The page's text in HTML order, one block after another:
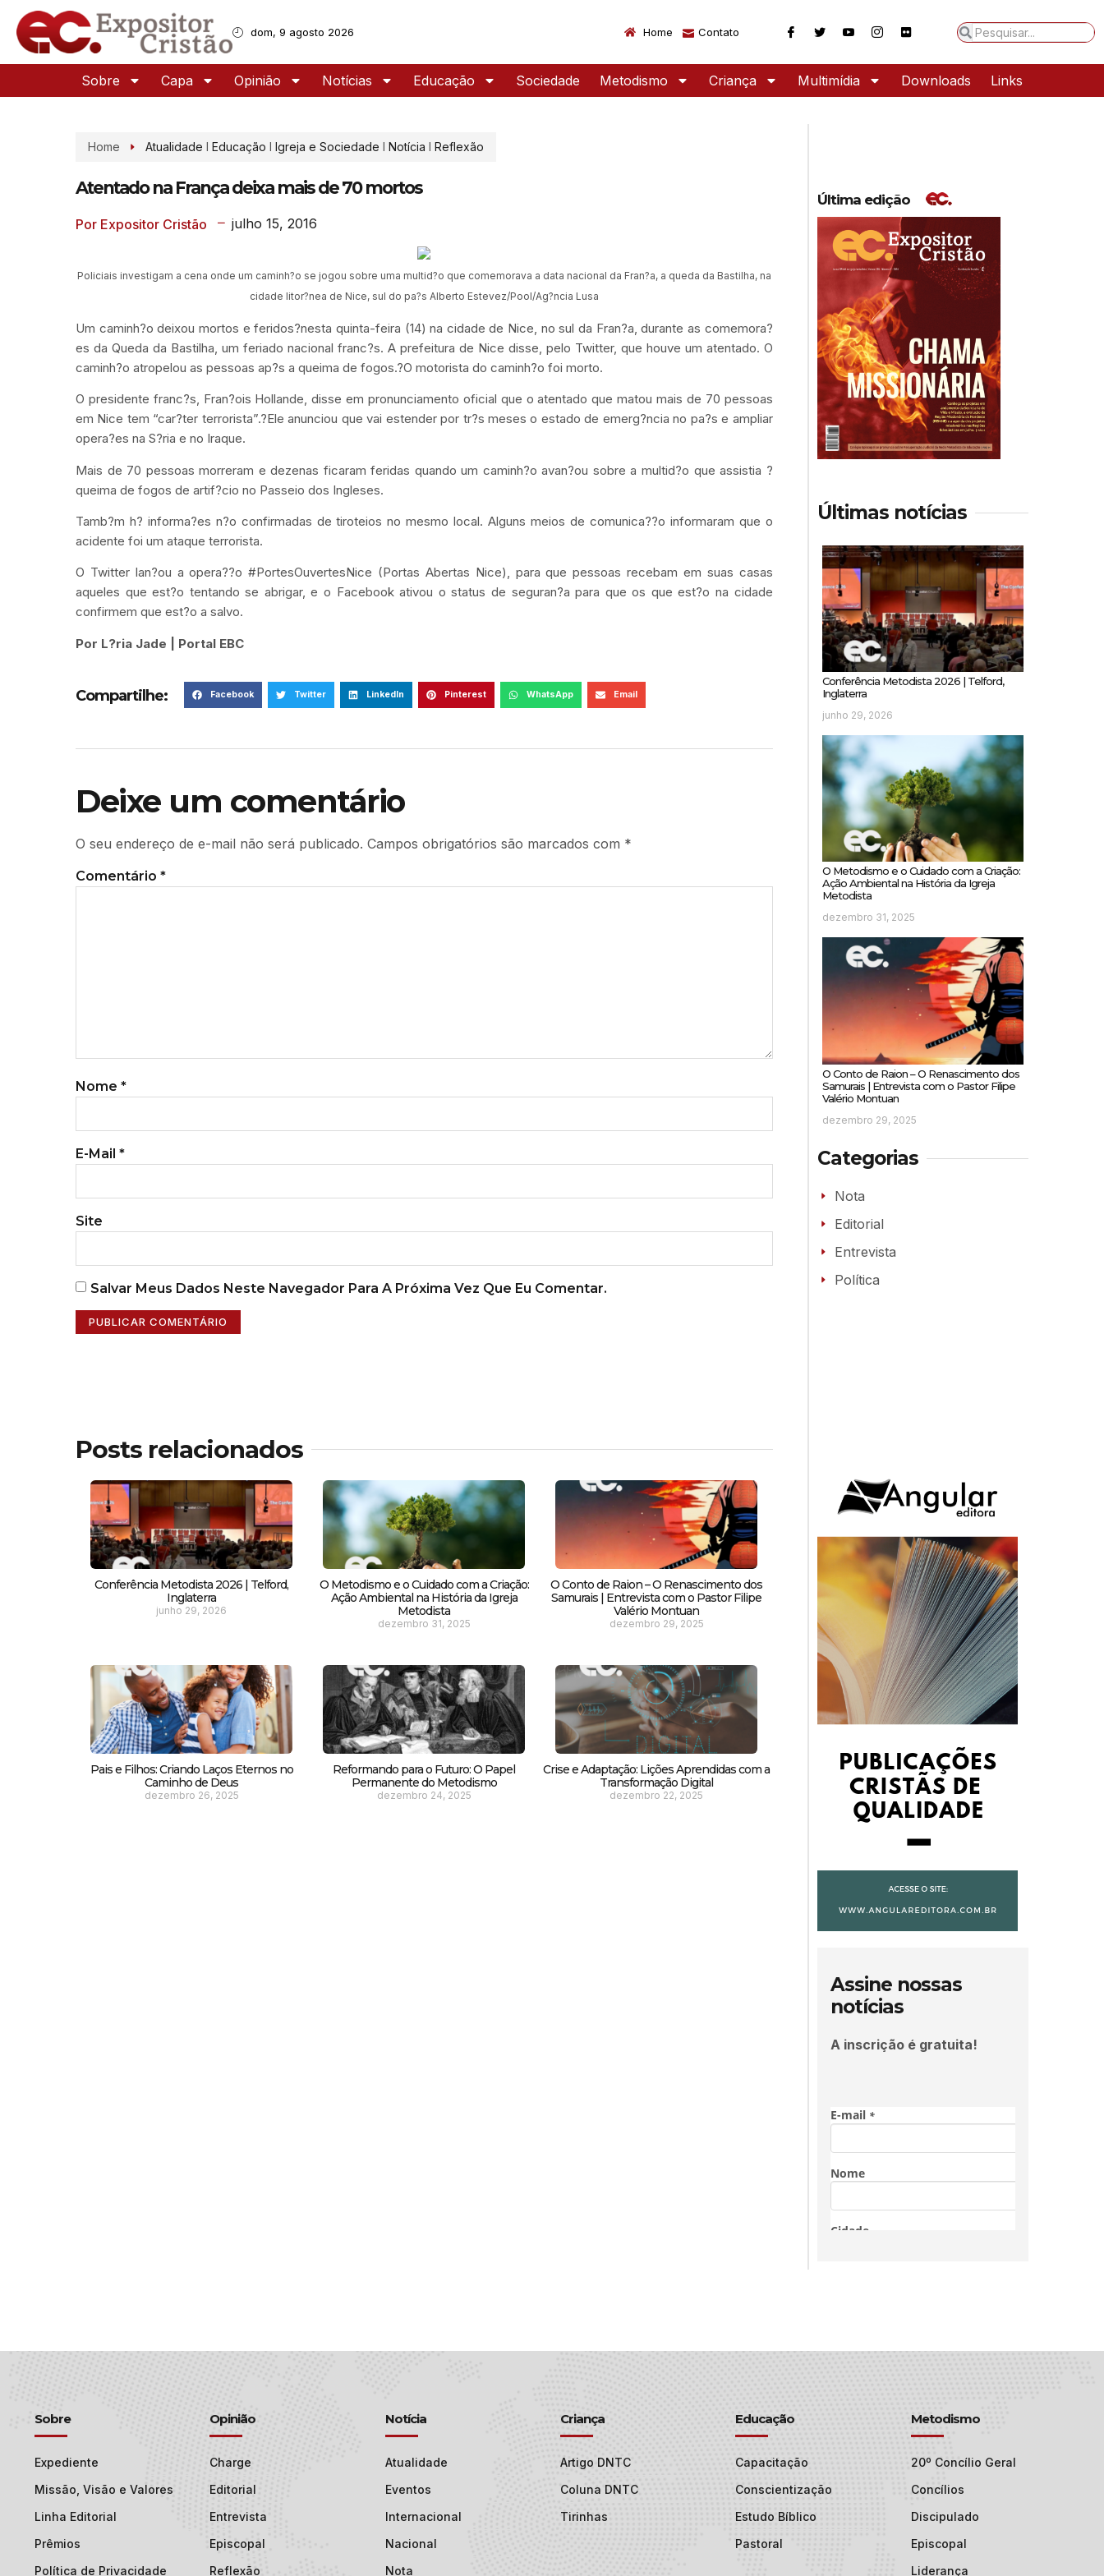
dom, 9 agosto 2026 Home Contato
Sobre Capa Opinião Notícias Educação Sociedade Metodismo Criança Multimídia Downloads Links
Home Atualidade Educação Igreja e Sociedade Notícia Reflexão
Atentado na França deixa mais de 70 mortos
Por Expositor Cristão julho 15, 2016
Policiais investigam a cena onde um caminh?o se jogou sobre uma multid?o que comemorava a data nacional da Fran?a, a queda da Bastilha, na
cidade litor?nea de Nice, sul do pa?s Alberto Estevez/Pool/Ag?ncia Lusa
Um caminh?o deixou mortos e feridos?nesta quinta-feira (14) na cidade de Nice, no sul da Fran?a, durante as comemora?
es da Queda da Bastilha, um feriado nacional franc?s. A prefeitura de Nice disse, pelo Twitter, que houve um atentado. O
caminh?o atropelou as pessoas ap?s a queima de fogos.?O motorista do caminh?o foi morto.
O presidente franc?s, Fran?ois Hollande, disse em pronunciamento oficial que o atentado que matou mais de 70 pessoas
em Nice tem “car?ter terrorista”.?Ele anunciou que vai estender por tr?s meses o estado de emerg?ncia no pa?s e ampliar
opera?es na S?ria e no Iraque.
Mais de 70 pessoas morreram e dezenas ficaram feridas quando um caminh?o avan?ou sobre a multid?o que assistia ?
queima de fogos de artif?cio no Passeio dos Ingleses.
Tamb?m h? informa?es n?o confirmadas de tiroteios no mesmo local. Alguns meios de comunica??o informaram que o
acidente foi um ataque terrorista.
O Twitter lan?ou a opera??o #PortesOuvertesNice (Portas Abertas Nice), para que pessoas recebam em suas casas
aqueles que est?o tentando se abrigar, e o Facebook ativou o status de seguran?a para que os que est?o na cidade
confirmem que est?o a salvo.
Por L?ria Jade | Portal EBC
Compartilhe: Facebook Twitter LinkedIn Pinterest WhatsApp Email
Deixe um comentário
O seu endereço de e-mail não será publicado. Campos obrigatórios são marcados com *
Comentário *
Nome *
E-Mail *
Site
Salvar Meus Dados Neste Navegador Para A Próxima Vez Que Eu Comentar.
Posts relacionados
Conferência Metodista 2026 | Telford,
Inglaterra
junho 29, 2026
O Metodismo e o Cuidado com a Criação:
Ação Ambiental na História da Igreja
Metodista
dezembro 31, 2025
O Conto de Raion – O Renascimento dos
Samurais | Entrevista com o Pastor Filipe
Valério Montuan
dezembro 29, 2025
Pais e Filhos: Criando Laços Eternos no
Caminho de Deus
dezembro 26, 2025
Reformando para o Futuro: O Papel
Permanente do Metodismo
dezembro 24, 2025
Crise e Adaptação: Lições Aprendidas com a
Transformação Digital
dezembro 22, 2025
Última edição
Últimas notícias
Conferência Metodista 2026 | Telford,
Inglaterra
junho 29, 2026
O Metodismo e o Cuidado com a Criação:
Ação Ambiental na História da Igreja
Metodista
dezembro 31, 2025
O Conto de Raion – O Renascimento dos
Samurais | Entrevista com o Pastor Filipe
Valério Montuan
dezembro 29, 2025
Categorias
Nota
Editorial
Entrevista
Política
Assine nossas
notícias
A inscrição é gratuita!
Sobre
Expediente
Missão, Visão e Valores
Linha Editorial
Prêmios
Política de Privacidade
Opinião
Charge
Editorial
Entrevista
Episcopal
Reflexão
Notícia
Atualidade
Eventos
Internacional
Nacional
Nota
Criança
Artigo DNTC
Coluna DNTC
Tirinhas
Educação
Capacitação
Conscientização
Estudo Bíblico
Pastoral
Metodismo
20º Concílio Geral
Concílios
Discipulado
Episcopal
Liderança